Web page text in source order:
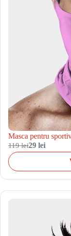
Masca pentru
119 lei29 lei